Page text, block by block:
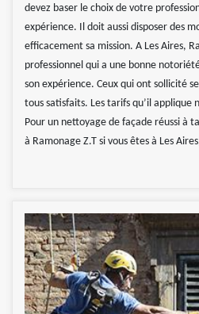
devez baser le choix de votre
expérience. Il doit aussi disposer des
efficacement sa mission. A Les Aires,
professionnel qui a une bonne
son expérience. Ceux qui ont sollicité
tous satisfaits. Les tarifs qu’il applique
Pour un nettoyage de façade réussi à
à Ramonage Z.T si vous êtes à Les